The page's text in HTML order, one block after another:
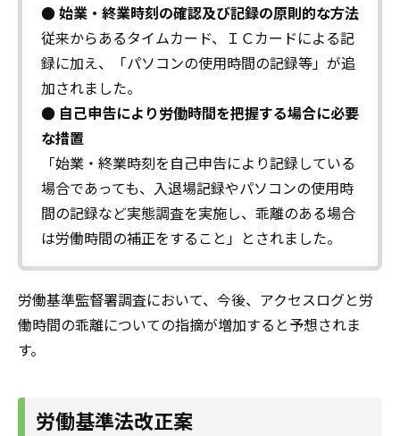
● 始業・終業時刻の確認及び記録の原則的な方法
従来からあるタイムカード、ＩＣカードによる記
録に加え、「パソコンの使用時間の記録等」が追
加されました。
● 自己申告により労働時間を把握する場合に必要
な措置
「始業・終業時刻を自己申告により記録している
場合であっても、入退場記録やパソコンの使用時
間の記録など実態調査を実施し、乖離のある場合
は労働時間の補正をすること」とされました。
労働基準監督署調査において、今後、アクセスログと労
働時間の乖離についての指摘が増加すると予想されま
す。
労働基準法改正案